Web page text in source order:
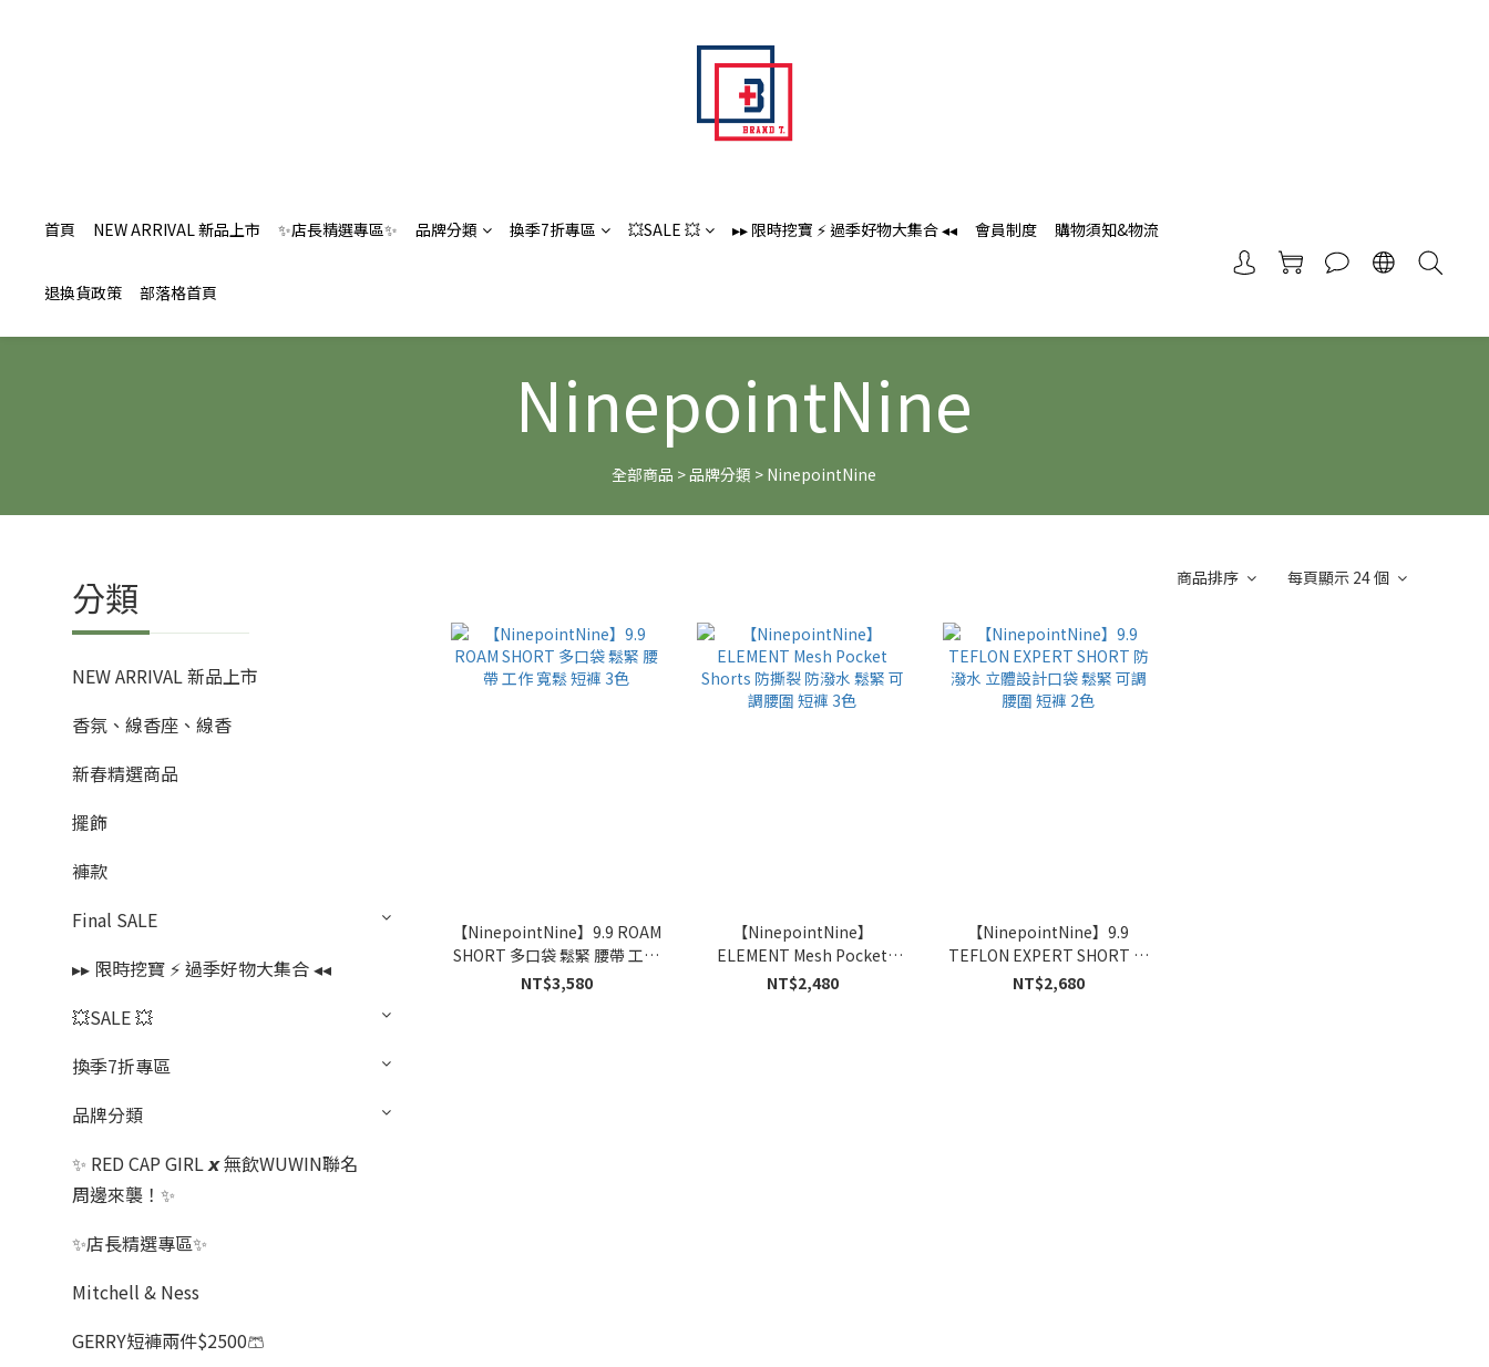
首頁 NEW ARRIVAL 新品上市 ✨店長精選專區✨ 品牌分類 換季7折專區 💥SALE 💥 ▸▸ 限時挖寶 ⚡️ 過季好物大集合 ◂◂ 會員制度 購物須知&物流
退換貨政策 部落格首頁
NinepointNine
全部商品 >品牌分類 > NinepointNine
分類
NEW ARRIVAL 新品上市
香氛、線香座、線香
新春精選商品
擺飾
褲款
Final SALE
▸▸ 限時挖寶 ⚡️ 過季好物大集合 ◂◂
💥SALE 💥
換季7折專區
品牌分類
✨ RED CAP GIRL 𝙭 無飲WUWIN聯名
周邊來襲！✨
✨店長精選專區✨
Mitchell & Ness
GERRY短褲兩件$2500🩳
商品排序 每頁顯示 24 個
【NinepointNine】9.9 ROAM
SHORT 多口袋 鬆緊 腰帶 工作
寬鬆 短褲 3色
NT$3,580
【NinepointNine】
ELEMENT Mesh Pocket
Shorts 防撕裂 防潑水 鬆緊 可
NT$2,480
【NinepointNine】9.9
TEFLON EXPERT SHORT 防
潑水 立體設計口袋 鬆緊 可調
NT$2,680